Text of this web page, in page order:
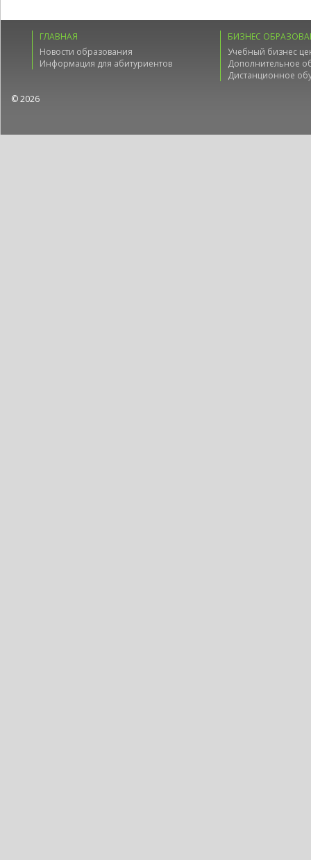
ГЛАВНАЯ
Новости образования
Информация для абитуриентов
БИЗНЕС
Учебный бизнес
Дополнительное
Дистанционное
© 2026